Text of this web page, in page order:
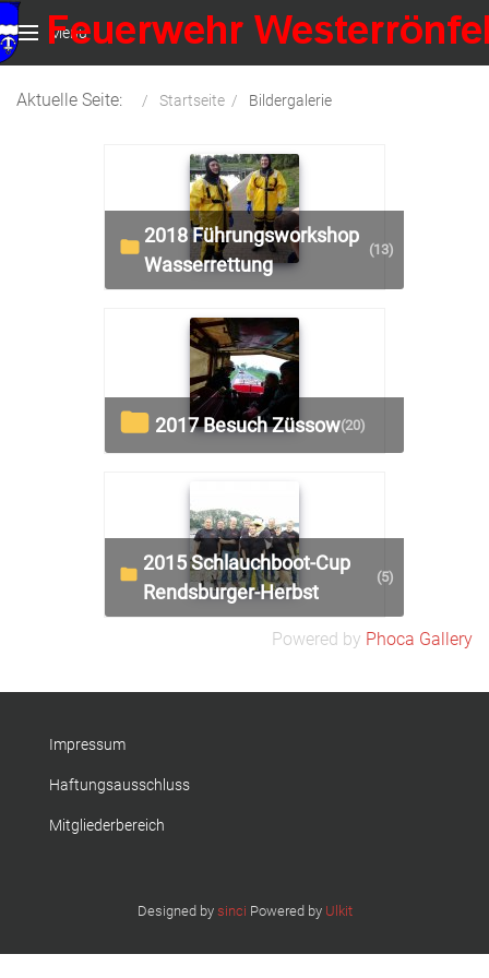
Menu
Aktuelle Seite: Startseite Bildergalerie
2018 Führungsworkshop
Wasserrettung
(13)
2017 Besuch Züssow(20)
2015 Schlauchboot-Cup
Rendsburger-Herbst
(5)
Powered by Phoca Gallery
Impressum
Haftungsausschluss
Mitgliederbereich
Designed by sinci Powered by Ulkit